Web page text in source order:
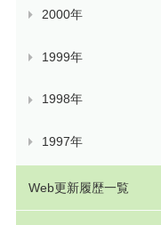
2000年
1999年
1998年
1997年
Web更新履歴一覧